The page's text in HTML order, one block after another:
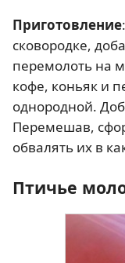
Приготовление
сковородке,
перемолоть на
кофе, коньяк и
однородной.
Перемешав,
обвалять их в
Птичье